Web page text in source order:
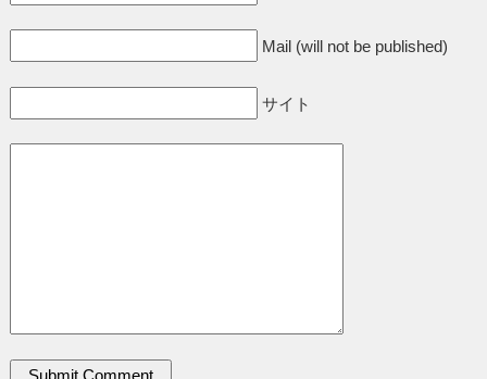
Mail (will not be published)
サイト